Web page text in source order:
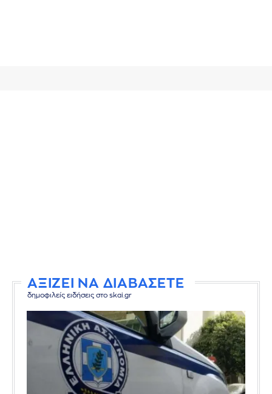
ΑΞΙΖΕΙ ΝΑ ΔΙΑΒΑΣΕΤΕ
δημοφιλείς ειδήσεις στο skai.gr